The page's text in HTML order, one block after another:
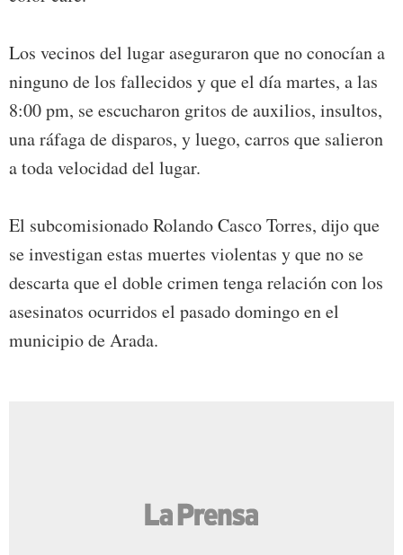
Los vecinos del lugar aseguraron que no conocían a
ninguno de los fallecidos y que el día martes, a las
8:00 pm, se escucharon gritos de auxilios, insultos,
una ráfaga de disparos, y luego, carros que salieron
a toda velocidad del lugar.
El subcomisionado Rolando Casco Torres, dijo que
se investigan estas muertes violentas y que no se
descarta que el doble crimen tenga relación con los
asesinatos ocurridos el pasado domingo en el
municipio de Arada.